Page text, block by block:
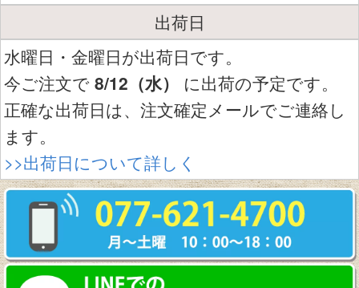
出荷日
水曜日・金曜日が出荷日です。
今ご注文で 8/12（水）
に出荷の予定です。
正確な出荷日は、注文確定メールでご連絡し
ます。
>>出荷日について詳しく